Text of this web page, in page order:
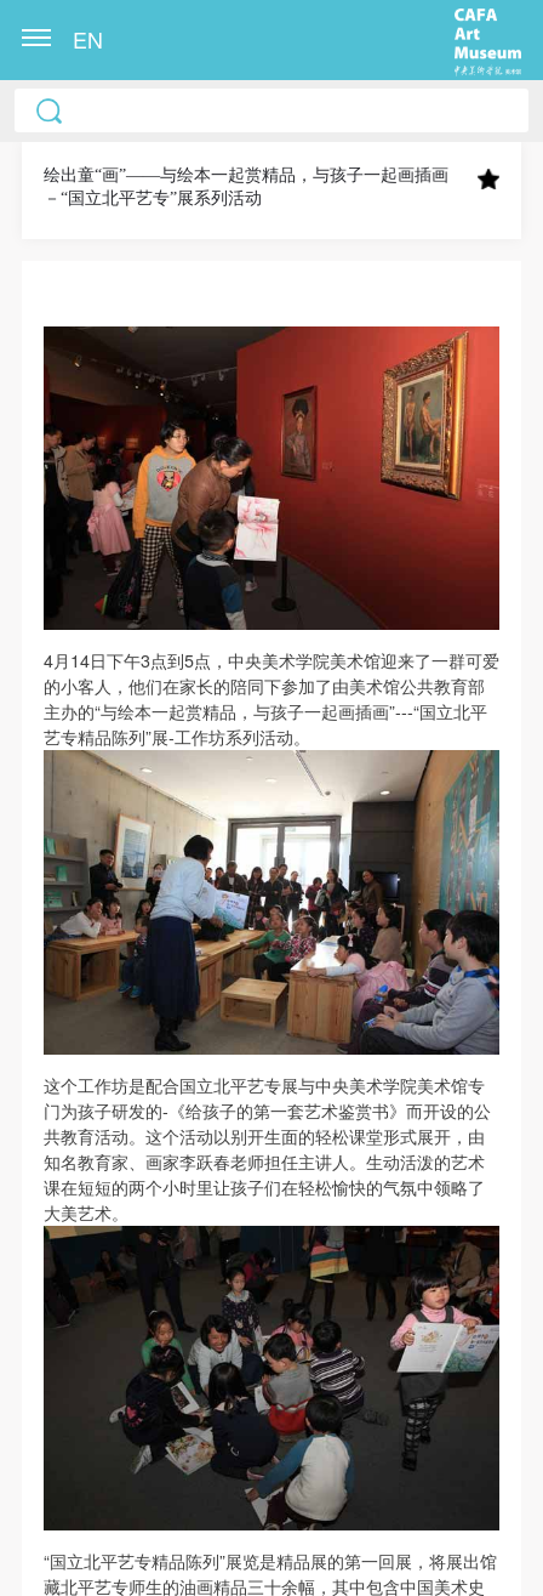
EN
绘出童“画”——与绘本一起赏精品，与孩子一起画插画
－“国立北平艺专”展系列活动
4月14日下午3点到5点，中央美术学院美术馆迎来了一群可爱
的小客人，他们在家长的陪同下参加了由美术馆公共教育部
主办的“与绘本一起赏精品，与孩子一起画插画”---“国立北平
艺专精品陈列”展-工作坊系列活动。
这个工作坊是配合国立北平艺专展与中央美术学院美术馆专
门为孩子研发的-《给孩子的第一套艺术鉴赏书》而开设的公
共教育活动。这个活动以别开生面的轻松课堂形式展开，由
知名教育家、画家李跃春老师担任主讲人。生动活泼的艺术
课在短短的两个小时里让孩子们在轻松愉快的气氛中领略了
大美艺术。
“国立北平艺专精品陈列”展览是精品展的第一回展，将展出馆
藏北平艺专师生的油画精品三十余幅，其中包含中国美术史
中央美术学院美术馆出版授权协议书
称“CAFAM”），愿意将本人参与中央美术学院美术馆
公共教育部组织的公益性活动（包括美术馆会员活
它数字媒体形式公开出版，并同意编入《中国知识资
源总库》《中央美术学院资料库》《中央美术学院美
术馆资料库》等相关资料、文献、档案机构和平台，
在中央美术学院中使用和在互联网上传播，同意按相
关“章程”规定享受相关权益。
中央美术学院美术馆活动安全免责协议书
第一条
本次活动公平公正、自愿参加与退出、风险与责任自
负的原则。但活动有风险，参加者应有必要的风险意
识。
第二条
参加本次活动者必须遵守中华人民共和国的相关法
律、法规，必须遵循道德和社会公德规范，并应该具
备以人为本、团结友爱、互相帮助和助人为乐的良好
第三条
参加本次活动人员应该是成年人（具有完全民事行为
能力的人，18周岁以上）未成年人必须在成年人的陪
同下参观。
第四条
参加活动者在此次活动期间的人身安全责任自负。鼓
励参加者自行购买人身安全保险。活动中一旦出现事
故，活动中任何非事故当事人及美术馆将不承担人身
事故的任何责任，但有互相援助的义务。参加活动的
成员应当积极主动的组织实施救援工作，但对事故本
身不承担任何法律责任和经济责任。参加本次活动者
的人身安全不负有民事及相关连带责任。
第五条
参加活动者在此次活动期间应主动遵守美术馆活动秩
序、维护美术馆场地及展示、展览、馆藏艺术作品及
衍生品的安全。活动中一旦因个人原因造成美术馆场
地、空间、艺术品、衍生品等受到不同程度的损失、
破坏。活动中任何非事故当事人及美术馆将不承担相
应的责任与损失，应由参与活动者根据相应的法律条
文、组织规定进行协商和赔偿。并追究相应的法律责
任和经济责任。
第六条
中央美术学院美术馆出版授权协议书
称“CAFAM”），愿意将本人参与中央美术学院美术馆
公共教育部组织的公益性活动（包括美术馆会员活
它数字媒体形式公开出版，并同意编入《中国知识资
源总库》《中央美术学院资料库》《中央美术学院美
术馆资料库》等相关资料、文献、档案机构和平台，
在中央美术学院中使用和在互联网上传播，同意按相
关“章程”规定享受相关权益。
中央美术学院美术馆活动安全免责协议书
第一条
本次活动公平公正、自愿参加与退出、风险与责任自
负的原则。但活动有风险，参加者应有必要的风险意
识。
第二条
参加本次活动者必须遵守中华人民共和国的相关法
律、法规，必须遵循道德和社会公德规范，并应该具
备以人为本、团结友爱、互相帮助和助人为乐的良好
第三条
参加本次活动人员应该是成年人（具有完全民事行为
能力的人，18周岁以上）未成年人必须在成年人的陪
同下参观。
第四条
参加活动者在此次活动期间的人身安全责任自负。鼓
励参加者自行购买人身安全保险。活动中一旦出现事
故，活动中任何非事故当事人及美术馆将不承担人身
事故的任何责任，但有互相援助的义务。参加活动的
成员应当积极主动的组织实施救援工作，但对事故本
身不承担任何法律责任和经济责任。参加本次活动者
的人身安全不负有民事及相关连带责任。
第五条
参加活动者在此次活动期间应主动遵守美术馆活动秩
序、维护美术馆场地及展示、展览、馆藏艺术作品及
衍生品的安全。活动中一旦因个人原因造成美术馆场
地、空间、艺术品、衍生品等受到不同程度的损失、
破坏。活动中任何非事故当事人及美术馆将不承担相
应的责任与损失，应由参与活动者根据相应的法律条
文、组织规定进行协商和赔偿。并追究相应的法律责
任和经济责任。
第六条
中央美术学院美术馆出版授权协议书
称“CAFAM”），愿意将本人参与中央美术学院美术馆
公共教育部组织的公益性活动（包括美术馆会员活
它数字媒体形式公开出版，并同意编入《中国知识资
源总库》《中央美术学院资料库》《中央美术学院美
术馆资料库》等相关资料、文献、档案机构和平台，
在中央美术学院中使用和在互联网上传播，同意按相
关“章程”规定享受相关权益。
中央美术学院美术馆活动安全免责协议书
第一条
本次活动公平公正、自愿参加与退出、风险与责任自
负的原则。但活动有风险，参加者应有必要的风险意
识。
第二条
参加本次活动者必须遵守中华人民共和国的相关法
律、法规，必须遵循道德和社会公德规范，并应该具
备以人为本、团结友爱、互相帮助和助人为乐的良好
第三条
参加本次活动人员应该是成年人（具有完全民事行为
能力的人，18周岁以上）未成年人必须在成年人的陪
同下参观。
第四条
参加活动者在此次活动期间的人身安全责任自负。鼓
励参加者自行购买人身安全保险。活动中一旦出现事
故，活动中任何非事故当事人及美术馆将不承担人身
事故的任何责任，但有互相援助的义务。参加活动的
成员应当积极主动的组织实施救援工作，但对事故本
身不承担任何法律责任和经济责任。参加本次活动者
的人身安全不负有民事及相关连带责任。
第五条
参加活动者在此次活动期间应主动遵守美术馆活动秩
序、维护美术馆场地及展示、展览、馆藏艺术作品及
衍生品的安全。活动中一旦因个人原因造成美术馆场
地、空间、艺术品、衍生品等受到不同程度的损失、
破坏。活动中任何非事故当事人及美术馆将不承担相
应的责任与损失，应由参与活动者根据相应的法律条
文、组织规定进行协商和赔偿。并追究相应的法律责
任和经济责任。
第六条